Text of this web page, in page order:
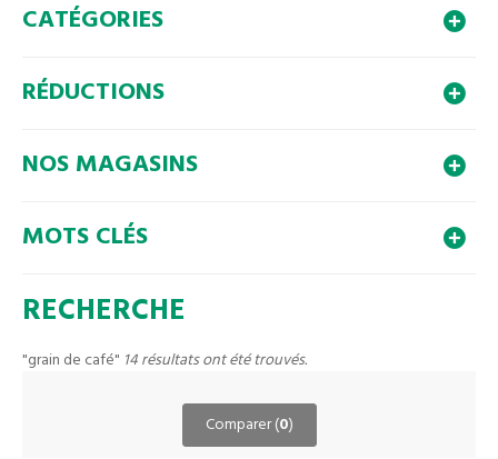
CATÉGORIES
RÉDUCTIONS
NOS MAGASINS
MOTS CLÉS
RECHERCHE
"grain de café" 14 résultats ont été trouvés.
Comparer (0)